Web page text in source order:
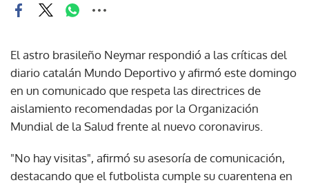
El astro brasileño Neymar respondió a las críticas del
diario catalán Mundo Deportivo y afirmó este domingo
en un comunicado que respeta las directrices de
aislamiento recomendadas por la Organización
Mundial de la Salud frente al nuevo coronavirus.
"No hay visitas", afirmó su asesoría de comunicación,
destacando que el futbolista cumple su cuarentena en